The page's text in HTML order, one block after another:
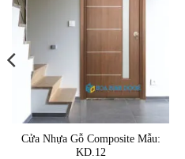
Cửa Nhựa Gỗ Composite Mẫu:
KD.12